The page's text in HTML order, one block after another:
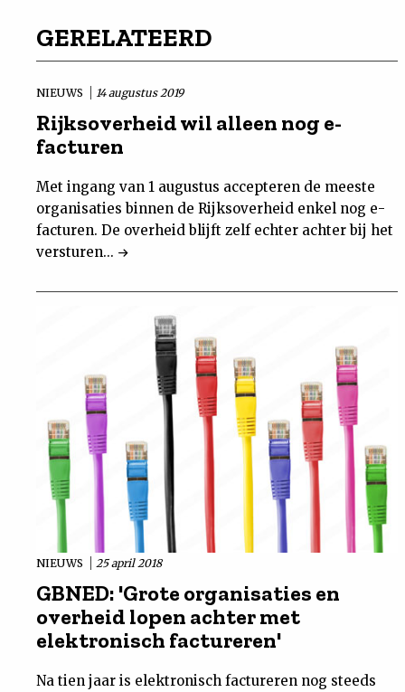
GERELATEERD
NIEUWS 14 augustus 2019
Rijksoverheid wil alleen nog e-
facturen
Met ingang van 1 augustus accepteren de meeste
organisaties binnen de Rijksoverheid enkel nog e-
facturen. De overheid blijft zelf echter achter bij het
versturen...
NIEUWS 25 april 2018
GBNED: 'Grote organisaties en
overheid lopen achter met
elektronisch factureren'
Na tien jaar is elektronisch factureren nog steeds